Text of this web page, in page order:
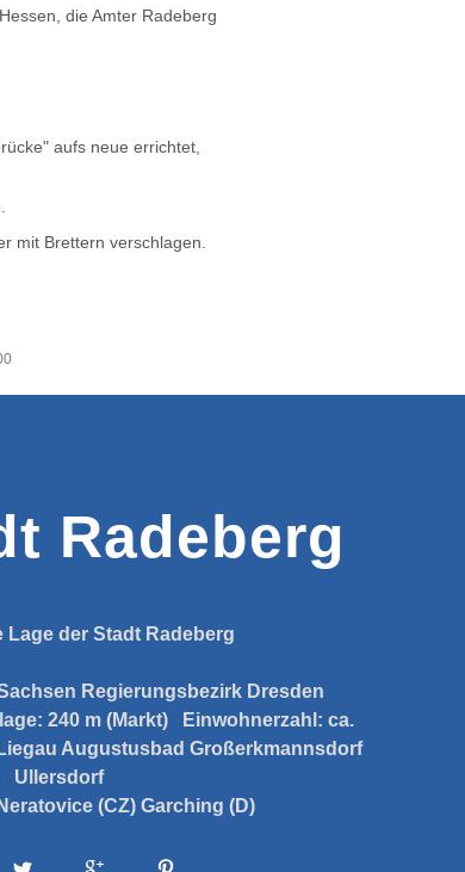
die Amter Radeberg
aufs neue errichtet,
mit Brettern verschlagen.
Radeberg
Lage der Stadt Radeberg
Regierungsbezirk Dresden
240 m (Markt) Einwohnerzahl: ca.
Liegau Augustusbad Großerkmannsdorf
Ullersdorf
Neratovice (CZ) Garching (D)